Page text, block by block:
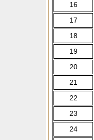
16
17
18
19
20
21
22
23
24